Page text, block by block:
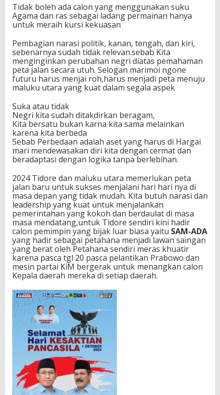
Tidak boleh ada calon yang menggunakan suku
Agama dan ras sebagai ladang permainan hanya
untuk meraih kursi kekuasan
Pembagian narasi politik, kanan, tengah, dan kiri,
sebenarnya sudah tidak relevan.sebab Kita
menginginkan perubahan negri diatas pemahaman
peta jalan secara utuh. Selogan marimoi ngone
futuru harus menjai roh,harus menjadi peta menuju
maluku utara yang kuat dalam segala aspek
Suka atau tidak
Negri kita sudah ditakdirkan beragam,
Kita bersatu bukan karna kita sama melainkan
karena kita berbeda
Sebab Perbedaan adalah aset yang harus di Hargai
mari mendewasakan diri kita dengan cermat dan
beradaptasi dengan logika tanpa berlebihan.
2024 Tidore dan maluku utara memerlukan peta
jalan baru untuk sukses menjalani hari hari nya di
masa depan yang tidak mudah. Kita butuh narasi dan
leadership yang kuat untuk menjalankan
pemerintahan yang kokoh dan berdaulat di masa
masa mendatang,untuk Tidore sendiri kini hadir
calon pemimpin yang bijak luar biasa yaitu SAM-ADA
yang hadir sebagai petahana menjadi lawan saingan
yang berat oleh Petahana sendiri meras khuatir
karena pasca tgl 20 pasca pelantikan Prabowo dan
mesin partai KiM bergerak untuk menangkan calon
Kepala daerah mereka di setiap daerah.